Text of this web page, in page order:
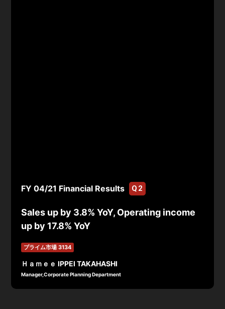
FY 04/21 Financial Results Q2
Sales up by 3.8% YoY, Operating income
up by 17.8% YoY
プライム市場 3134
Ｈａｍｅｅ IPPEI TAKAHASHI
Manager,Corporate Planning Department